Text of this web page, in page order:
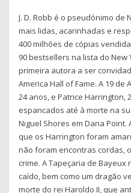
J. D. Robb é o pseudónimo
mais lidas, acarinhadas e
400 milhões de cópias
90 bestsellers na lista do New
primeira autora a ser
America Hall of Fame. A 19 de
24 anos, e Patrice Harrington,
espancados até à morte na
Niguel Shores em Dana
que os Harrington foram
não foram encontras cordas,
crime. A Tapeçaria de
caído, bem como um dragão
morte do rei Haroldo II, que